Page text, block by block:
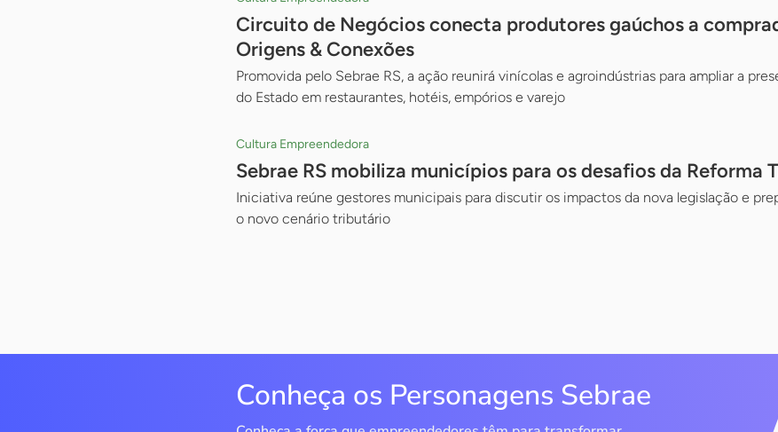
Circuito de Negócios conecta produtores gaúchos a
Origens & Conexões
Promovida pelo Sebrae RS, a ação reunirá vinícolas e agroindústrias para ampliar a
do Estado em restaurantes, hotéis, empórios e varejo
Cultura Empreendedora
Sebrae RS mobiliza municípios para os desafios da Reforma
Iniciativa reúne gestores municipais para discutir os impactos da nova legislação e
o novo cenário tributário
Conheça os Personagens Sebrae